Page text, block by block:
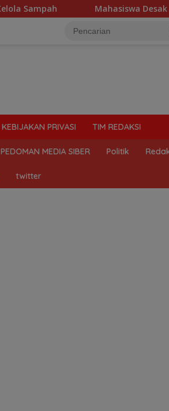
Mahasiswa Desak Polda Sumut Tutup
KEBIJAKAN PRIVASI TIM REDAKSI
PEDOMAN MEDIA SIBER Politik
twitter